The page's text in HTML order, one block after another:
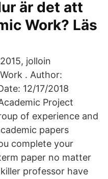
är det att
Work? Läs
jolloin
. Author:
12/17/2018
Project
of experience and
papers
complete your
paper no matter
professor have